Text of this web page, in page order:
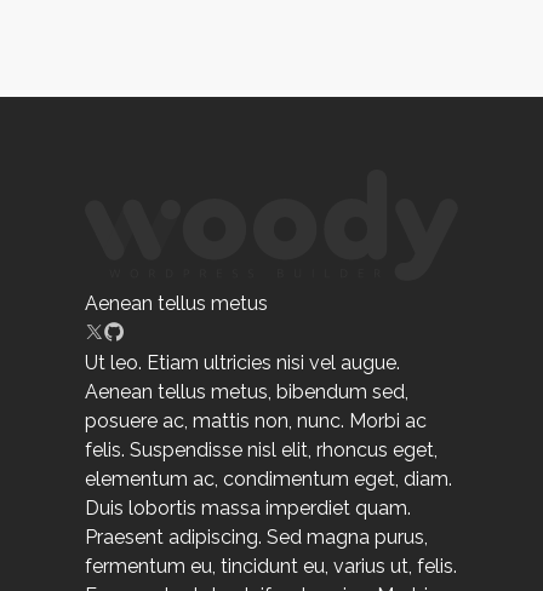
Aenean tellus metus
Ut leo. Etiam ultricies nisi vel augue.
Aenean tellus metus, bibendum sed,
posuere ac, mattis non, nunc. Morbi ac
felis. Suspendisse nisl elit, rhoncus eget,
elementum ac, condimentum eget, diam.
Duis lobortis massa imperdiet quam.
Praesent adipiscing. Sed magna purus,
fermentum eu, tincidunt eu, varius ut, felis.